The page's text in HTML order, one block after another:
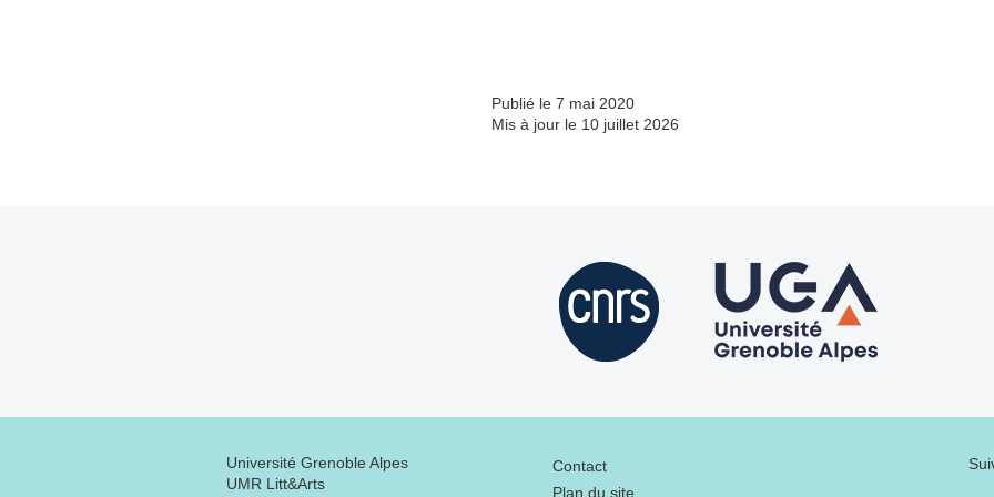
Publié le 7 mai 2020
Mis à jour le 10 juillet 2026
Université Grenoble Alpes
UMR Litt&Arts
Menu footer
Contact
Plan du site